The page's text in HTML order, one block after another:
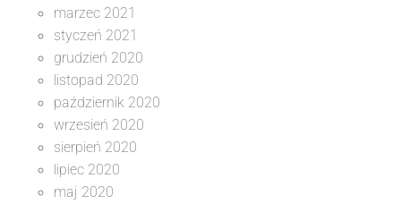
marzec 2021
styczeń 2021
grudzień 2020
listopad 2020
październik 2020
wrzesień 2020
sierpień 2020
lipiec 2020
maj 2020